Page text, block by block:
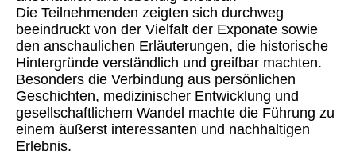
Die Teilnehmenden zeigten sich durchweg
beeindruckt von der Vielfalt der Exponate sowie
den anschaulichen Erläuterungen, die historische
Hintergründe verständlich und greifbar machten.
Besonders die Verbindung aus persönlichen
Geschichten, medizinischer Entwicklung und
gesellschaftlichem Wandel machte die Führung zu
einem äußerst interessanten und nachhaltigen
Erlebnis.